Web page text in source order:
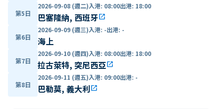
第5日
2026-09-08 (週二)入港: 08:00出港: 18:00
巴塞隆納, 西班牙open_in_new
第6日
2026-09-09 (週三)入港: -出港: -
海上
第7日
2026-09-10 (週四)入港: 08:00出港: 18:00
拉古萊特, 突尼西亞open_in_new
第8日
2026-09-11 (週五)入港: 09:00出港: -
巴勒莫, 義大利open_in_new